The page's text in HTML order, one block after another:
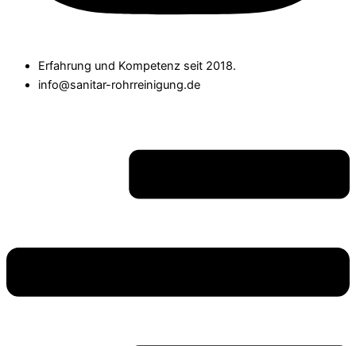
Erfahrung und Kompetenz seit 2018.
info@sanitar-rohrreinigung.de